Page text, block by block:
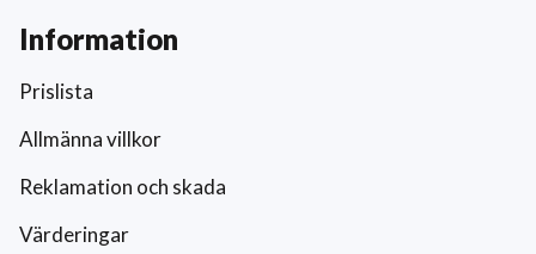
Information
Prislista
Allmänna villkor
Reklamation och skada
Värderingar